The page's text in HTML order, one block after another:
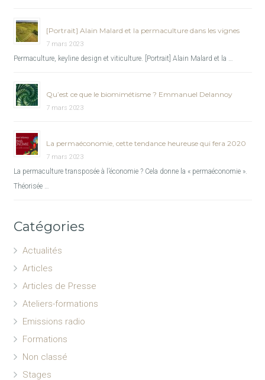
[Portrait] Alain Malard et la permaculture dans les vignes
7 mars 2023
Permaculture, keyline design et viticulture. [Portrait] Alain Malard et la …
Qu’est ce que le biomimétisme ? Emmanuel Delannoy
7 mars 2023
La permaéconomie, cette tendance heureuse qui fera 2020
7 mars 2023
La permaculture transposée à l’économie ? Cela donne la « permaéconomie ».
Théorisée …
Catégories
Actualités
Articles
Articles de Presse
Ateliers-formations
Emissions radio
Formations
Non classé
Stages